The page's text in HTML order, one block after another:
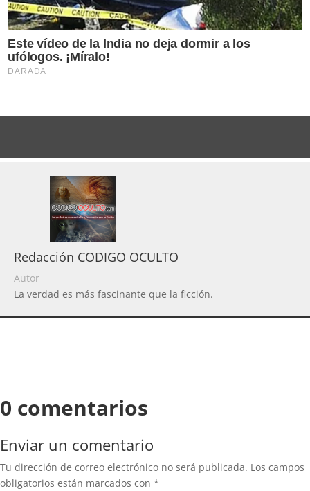
Redacción CODIGO OCULTO
Autor
La verdad es más fascinante que la ficción.
0 comentarios
Enviar un comentario
Tu dirección de correo electrónico no será publicada. Los campos
obligatorios están marcados con *